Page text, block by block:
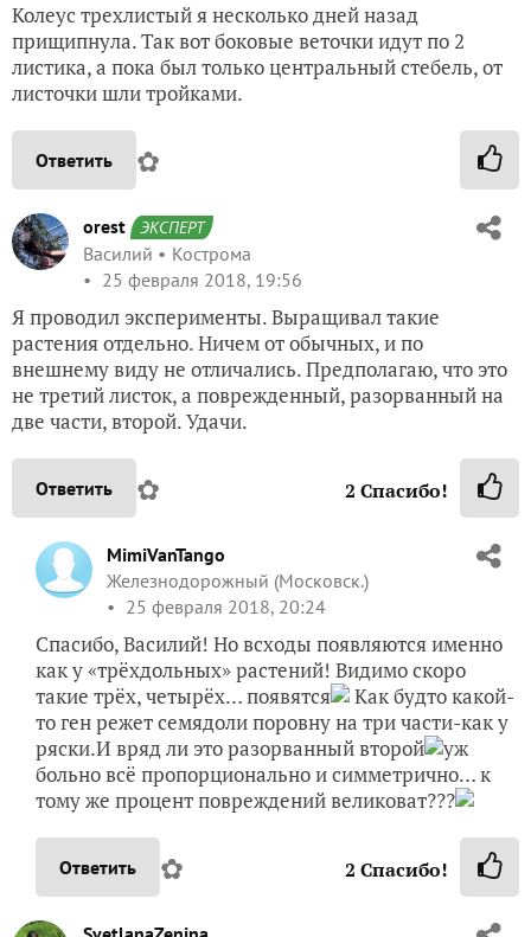
Колеус трехлистый я несколько дней назад
прищипнула. Так вот боковые веточки идут по 2
листика, а пока был только центральный стебель, от
листочки шли тройками.
Ответить ✿
orest ЭКСПЕРТ
Василий
Кострома
25 февраля 2018, 19:56
Я проводил эксперименты. Выращивал такие
растения отдельно. Ничем от обычных, и по
внешнему виду не отличались. Предполагаю, что это
не третий листок, а поврежденный, разорванный на
две части, второй. Удачи.
Ответить ✿ 2 Спасибо!
MimiVanTango
Железнодорожный (Московск.)
25 февраля 2018, 20:24
Спасибо, Василий! Но всходы появляются именно
как у «трёхдольных» растений! Видимо скоро
такие трёх, четырёх… появятся
Как будто какой-
то ген режет семядоли поровну на три части-как у
ряски.И вряд ли это разорванный второй
уж
больно всё пропорционально и симметрично… к
тому же процент повреждений великоват???
Ответить ✿ 2 Спасибо!